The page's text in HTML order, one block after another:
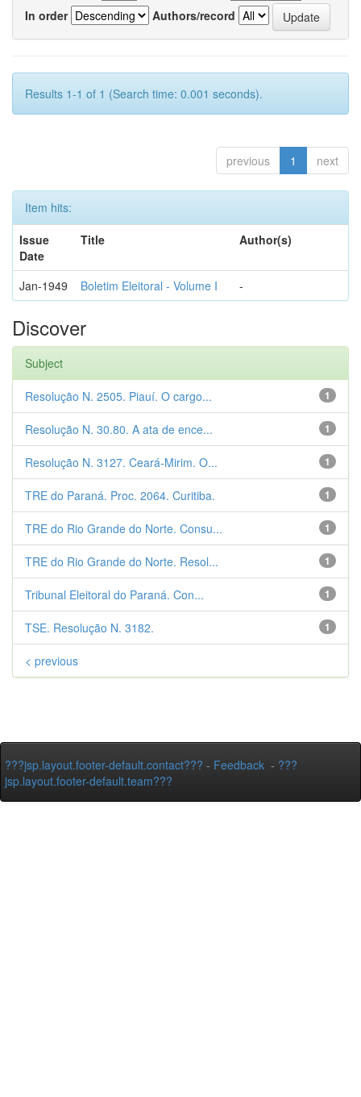
In order
Authors/record
Results 1-1 of 1 (Search time: 0.001 seconds).
previous 1 next
Item hits:
Issue
Date
Title Author(s)
Jan-1949 Boletim Eleitoral - Volume I -
Discover
Subject
1
Resolução N. 2505. Piauí. O cargo...
1
Resolução N. 30.80. A ata de ence...
1
Resolução N. 3127. Ceará-Mirim. O...
1
TRE do Paraná. Proc. 2064. Curitiba.
1
TRE do Rio Grande do Norte. Consu...
1
TRE do Rio Grande do Norte. Resol...
1
Tribunal Eleitoral do Paraná. Con...
1
TSE. Resolução N. 3182.
< previous
???jsp.layout.footer-default.contact??? - Feedback - ???
jsp.layout.footer-default.team???